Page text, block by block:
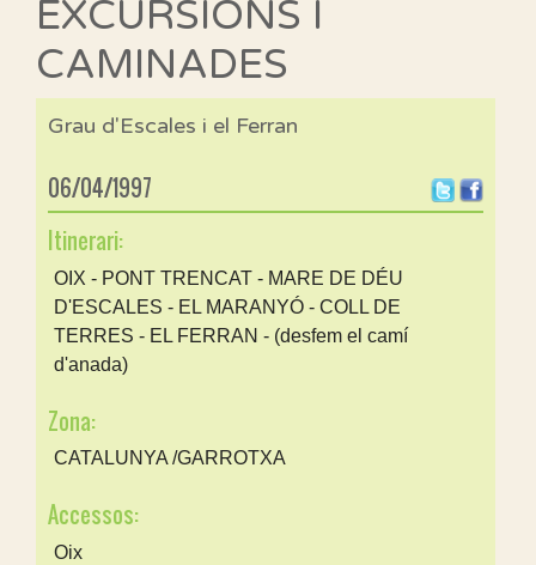
EXCURSIONS I
CAMINADES
Grau d'Escales i el Ferran
06/04/1997
Itinerari:
OIX - PONT TRENCAT - MARE DE DÉU
D'ESCALES - EL MARANYÓ - COLL DE
TERRES - EL FERRAN - (desfem el camí
d'anada)
Zona:
CATALUNYA /GARROTXA
Accessos:
Oix